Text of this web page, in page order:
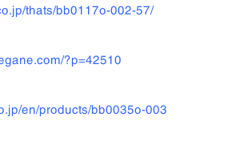
thats/bb0117o-002-57/
?p=42510
en/products/bb0035o-003